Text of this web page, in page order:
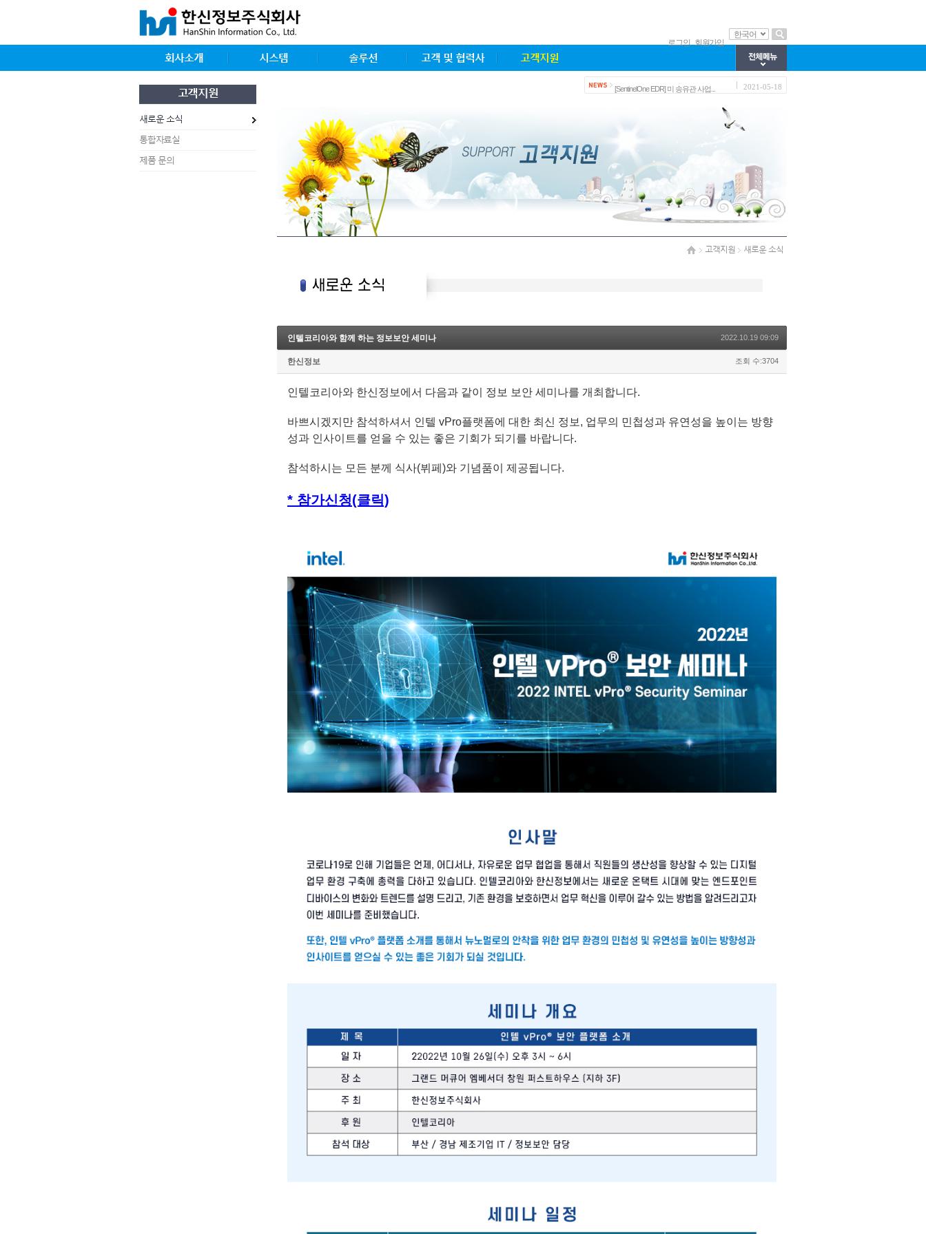
로그인 회원가입
한국어
2022-10-19
Apache Log4j 보안 업데이트 권고 (...
2021-12-23
[SentinelOne EDR] 미 송유관 사업...
2021-05-18
2021-12-23
[SentinelOne EDR] 미 송유관 사업...
국가개발과제 중간보고회 참석
화상회의 협업툴 사용(코로나19 대...
2020-02-26
회사소개 시스템 솔루션 고객 및 협력사 고객지원
고객지원
새로운 소식
통합자료실
제품 문의
고객지원 새로운 소식
인텔코리아와 함께 하는 정보보안 세미나 2022.10.19 09:09
한신정보 조회 수:3704
인텔코리아와 한신정보에서 다음과 같이 정보 보안 세미나를 개최합니다.
바쁘시겠지만 참석하셔서 인텔 vPro플랫폼에 대한 최신 정보, 업무의 민첩성과 유연성을 높이는 방향
성과 인사이트를 얻을 수 있는 좋은 기회가 되기를 바랍니다.
참석하시는 모든 분께 식사(뷔페)와 기념품이 제공됩니다.
* 참가신청(클릭)